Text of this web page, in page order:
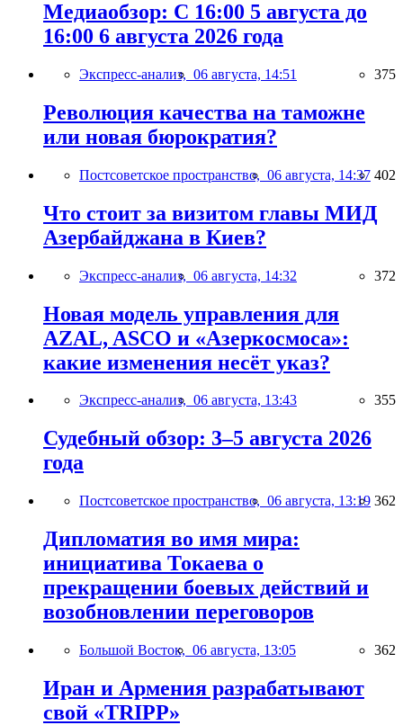
Медиаобзор: С 16:00 5 августа до
16:00 6 августа 2026 года
Экспресс-анализ, 06 августа, 14:51 375
Революция качества на таможне
или новая бюрократия?
Постсоветское пространство, 06 августа, 14:37 402
Что стоит за визитом главы МИД
Азербайджана в Киев?
Экспресс-анализ, 06 августа, 14:32 372
Новая модель управления для
AZAL, ASCO и «Азеркосмоса»:
какие изменения несёт указ?
Экспресс-анализ, 06 августа, 13:43 355
Судебный обзор: 3–5 августа 2026
года
Постсоветское пространство, 06 августа, 13:19 362
Дипломатия во имя мира:
инициатива Токаева о
прекращении боевых действий и
возобновлении переговоров
Большой Восток, 06 августа, 13:05 362
Иран и Армения разрабатывают
свой «TRIPP»